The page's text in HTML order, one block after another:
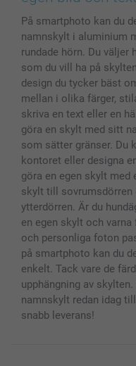
Fotoalmanackor &
Fotoramar & Tillbehör
Presentkort
Alla fotoprodukter
Investor Relations
Status på beställningar
På smartphoto kan du
namnskylt i aluminium
rundade hörn. Du
som du vill ha på
design du tycker bäst
mellan i olika färger,
skriva en text eller en
göra en skylt med sitt
som sätter gränser. Du
kontoret eller designa
göra en egen skylt med
skylt till sovrumsdörren
ytterdörren. Är du
en egen skylt och
och personliga foton
på smartphoto kan du
enkelt. Tack vare de
upphängning av
namnskylt redan idag
snabb leverans!